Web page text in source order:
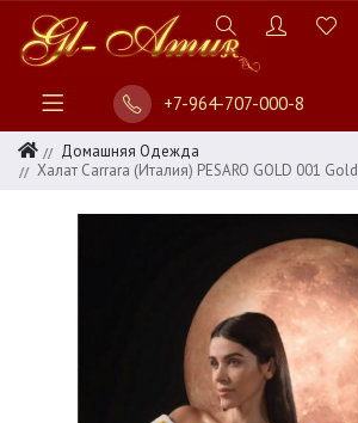
+7-964-707-000-8
Домашняя Одежда
Халат Carrara (Италия) PESARO GOLD 001 Gold